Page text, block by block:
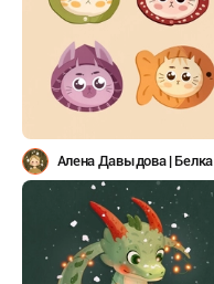
Алена Давыдова | Белка